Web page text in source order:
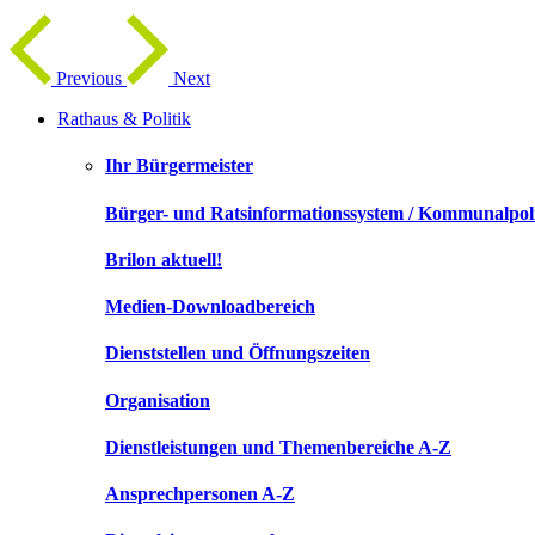
Previous
Next
Rathaus & Politik
Ihr Bürgermeister
Bürger- und Ratsinformationssystem /
Brilon aktuell!
Medien-Downloadbereich
Dienststellen und Öffnungszeiten
Organisation
Dienstleistungen und Themenbereiche A-Z
Ansprechpersonen A-Z